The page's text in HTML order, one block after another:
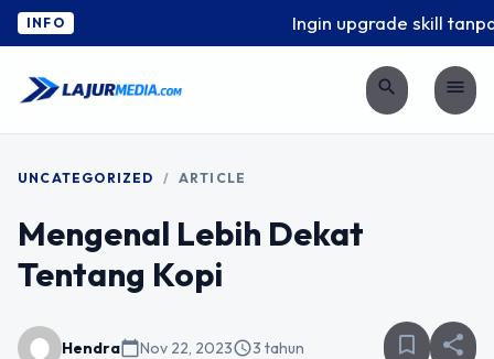
INFO Ingin upgrade skill
search menu
UNCATEGORIZED / ARTICLE
Mengenal Lebih Dekat
Tentang Kopi
Hendracalendar_todayNov 22, 2023schedule3 tahun bookmark_border share